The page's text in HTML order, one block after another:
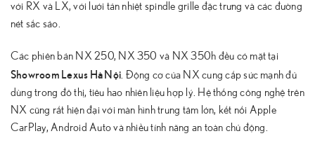
với RX và LX, với lưới tản nhiệt spindle grille đặc trưng và các đường
nét sắc sảo.
Các phiên bản NX 250, NX 350 và NX 350h đều có mặt tại
Showroom Lexus Hà Nội . Động cơ của NX cung cấp sức mạnh đủ
dùng trong đô thị, tiêu hao nhiên liệu hợp lý. Hệ thống công nghệ trên
NX cũng rất hiện đại với màn hình trung tâm lớn, kết nối Apple
CarPlay, Android Auto và nhiều tính năng an toàn chủ động.